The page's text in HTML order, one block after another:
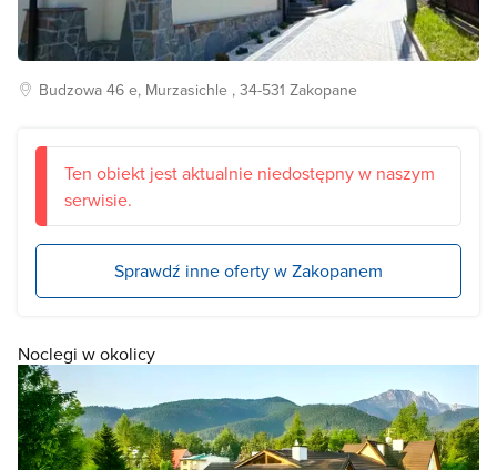
Budzowa46 e, Murzasichle , 34-531 Zakopane
Ten obiekt jest aktualnie niedostępny w naszym
serwisie.
Sprawdź inne oferty w Zakopanem
Noclegi w okolicy